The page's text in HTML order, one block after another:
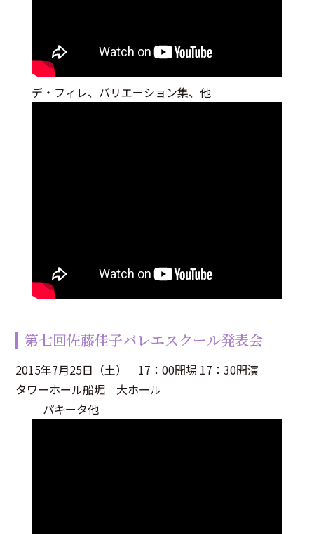
デ・フィレ、バリエーション集、他
第七回佐藤佳子バレエスクール発表会
2015年7月25日（土） 17：00開場 17：30開演
タワーホール船堀 大ホール
パキータ他